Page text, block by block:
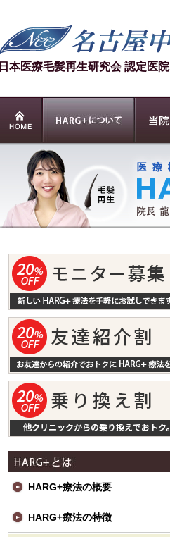
日本医療毛髪再生研究会 認定医院
HARG+療法の概要
HARG+療法の特徴